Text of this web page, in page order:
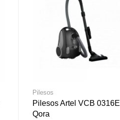
Pilesos
Pilesos Artel VCB 0316E
Qora